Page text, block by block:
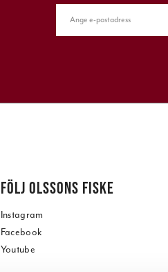
FÖLJ OLSSONS FISKE
Instagram
Facebook
Youtube